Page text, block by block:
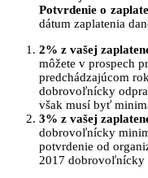
Potvrdenie o
dátum zaplatenia
2% z vašej
môžete v prospech
predchádzajúcom
dobrovoľnícky
však musí byť
3% z vašej
dobrovoľnícky
potvrdenie od
2017 dobrovoľnícky